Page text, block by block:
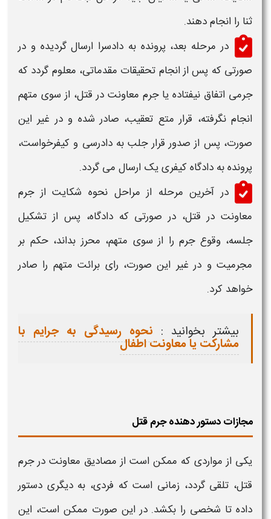
ثنا را انجام دهند.
در مرحله بعد، پرونده به دادسرا ارسال گردیده و در
صورتی که پس از انجام تحقیقات مقدماتی، معلوم گردد که
جرمی اتفاق نیفتاده یاجرم معاونت در قتل، از سوی متهم
انجام نگرفته، قرار متع تعقیب، صادر شده و در غیر این
صورت، پس از صدور قرار جلب به دادرسی و کیفرخواست،
پرونده به دادگاه کیفری یک ارسال می گردد.
در آخرین مرحله از مراحل نحوه شکایت از جرم
معاونت در قتل، در صورتی که دادگاه، پس از تشکیل
جلسه، وقوع جرم را از سوی متهم، محرز بداند، حکم بر
مجرمیت و در غیر این صورت، رای برائت متهم را صادر
خواهد کرد.
بیشتر بخوانید : نحوه رسیدگی به جرایم با
مشارکت یا معاونت اطفال
مجازات دستور دهنده جرم قتل
یکی از مواردی که ممکن است از مصادیق معاونت در جرم
قتل، تلقی گردد، زمانی است که فردی، به دیگری دستور
داده تا شخصی را بکشد. در این صورت ممکن است، این